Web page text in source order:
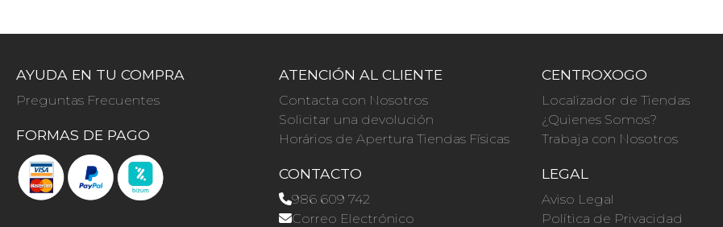
AYUDA EN TU COMPRA
Preguntas Frecuentes
FORMAS DE PAGO
ATENCIÓN AL CLIENTE
Contacta con Nosotros
Solicitar una devolución
Horários de Apertura Tiendas Físicas
CONTACTO
986 609 742
Correo Electrónico
CENTROXOGO
Localizador de Tiendas
¿Quienes Somos?
Trabaja con Nosotros
LEGAL
Aviso Legal
Política de Privacidad